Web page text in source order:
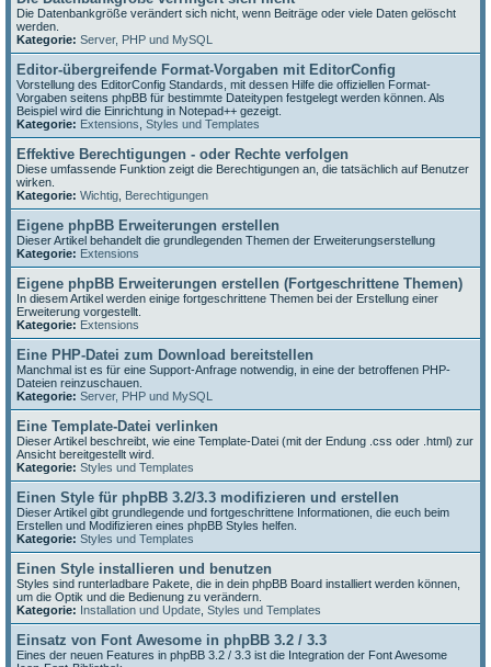
Die Datenbankgröße verändert sich nicht, wenn Beiträge oder viele Daten gelöscht
werden.
Kategorie: Server, PHP und MySQL
Editor-übergreifende Format-Vorgaben mit EditorConfig
Vorstellung des EditorConfig Standards, mit dessen Hilfe die offiziellen Format-
Vorgaben seitens phpBB für bestimmte Dateitypen festgelegt werden können. Als
Beispiel wird die Einrichtung in Notepad++ gezeigt.
Kategorie: Extensions Styles und Templates
Effektive Berechtigungen - oder Rechte verfolgen
Diese umfassende Funktion zeigt die Berechtigungen an, die tatsächlich auf Benutzer
wirken.
Kategorie: Wichtig Berechtigungen
Eigene phpBB Erweiterungen erstellen
Dieser Artikel behandelt die grundlegenden Themen der Erweiterungserstellung
Kategorie: Extensions
Eigene phpBB Erweiterungen erstellen (Fortgeschrittene Themen)
In diesem Artikel werden einige fortgeschrittene Themen bei der Erstellung einer
Erweiterung vorgestellt.
Kategorie: Extensions
Eine PHP-Datei zum Download bereitstellen
Manchmal ist es für eine Support-Anfrage notwendig, in eine der betroffenen PHP-
Dateien reinzuschauen.
Kategorie: Server, PHP und MySQL
Eine Template-Datei verlinken
Dieser Artikel beschreibt, wie eine Template-Datei (mit der Endung .css oder .html) zur
Ansicht bereitgestellt wird.
Kategorie: Styles und Templates
Einen Style für phpBB 3.2/3.3 modifizieren und erstellen
Dieser Artikel gibt grundlegende und fortgeschrittene Informationen, die euch beim
Erstellen und Modifizieren eines phpBB Styles helfen.
Kategorie: Styles und Templates
Einen Style installieren und benutzen
Styles sind runterladbare Pakete, die in dein phpBB Board installiert werden können,
um die Optik und die Bedienung zu verändern.
Kategorie: Installation und Update Styles und Templates
Einsatz von Font Awesome in phpBB 3.2 / 3.3
Eines der neuen Features in phpBB 3.2 / 3.3 ist die Integration der Font Awesome